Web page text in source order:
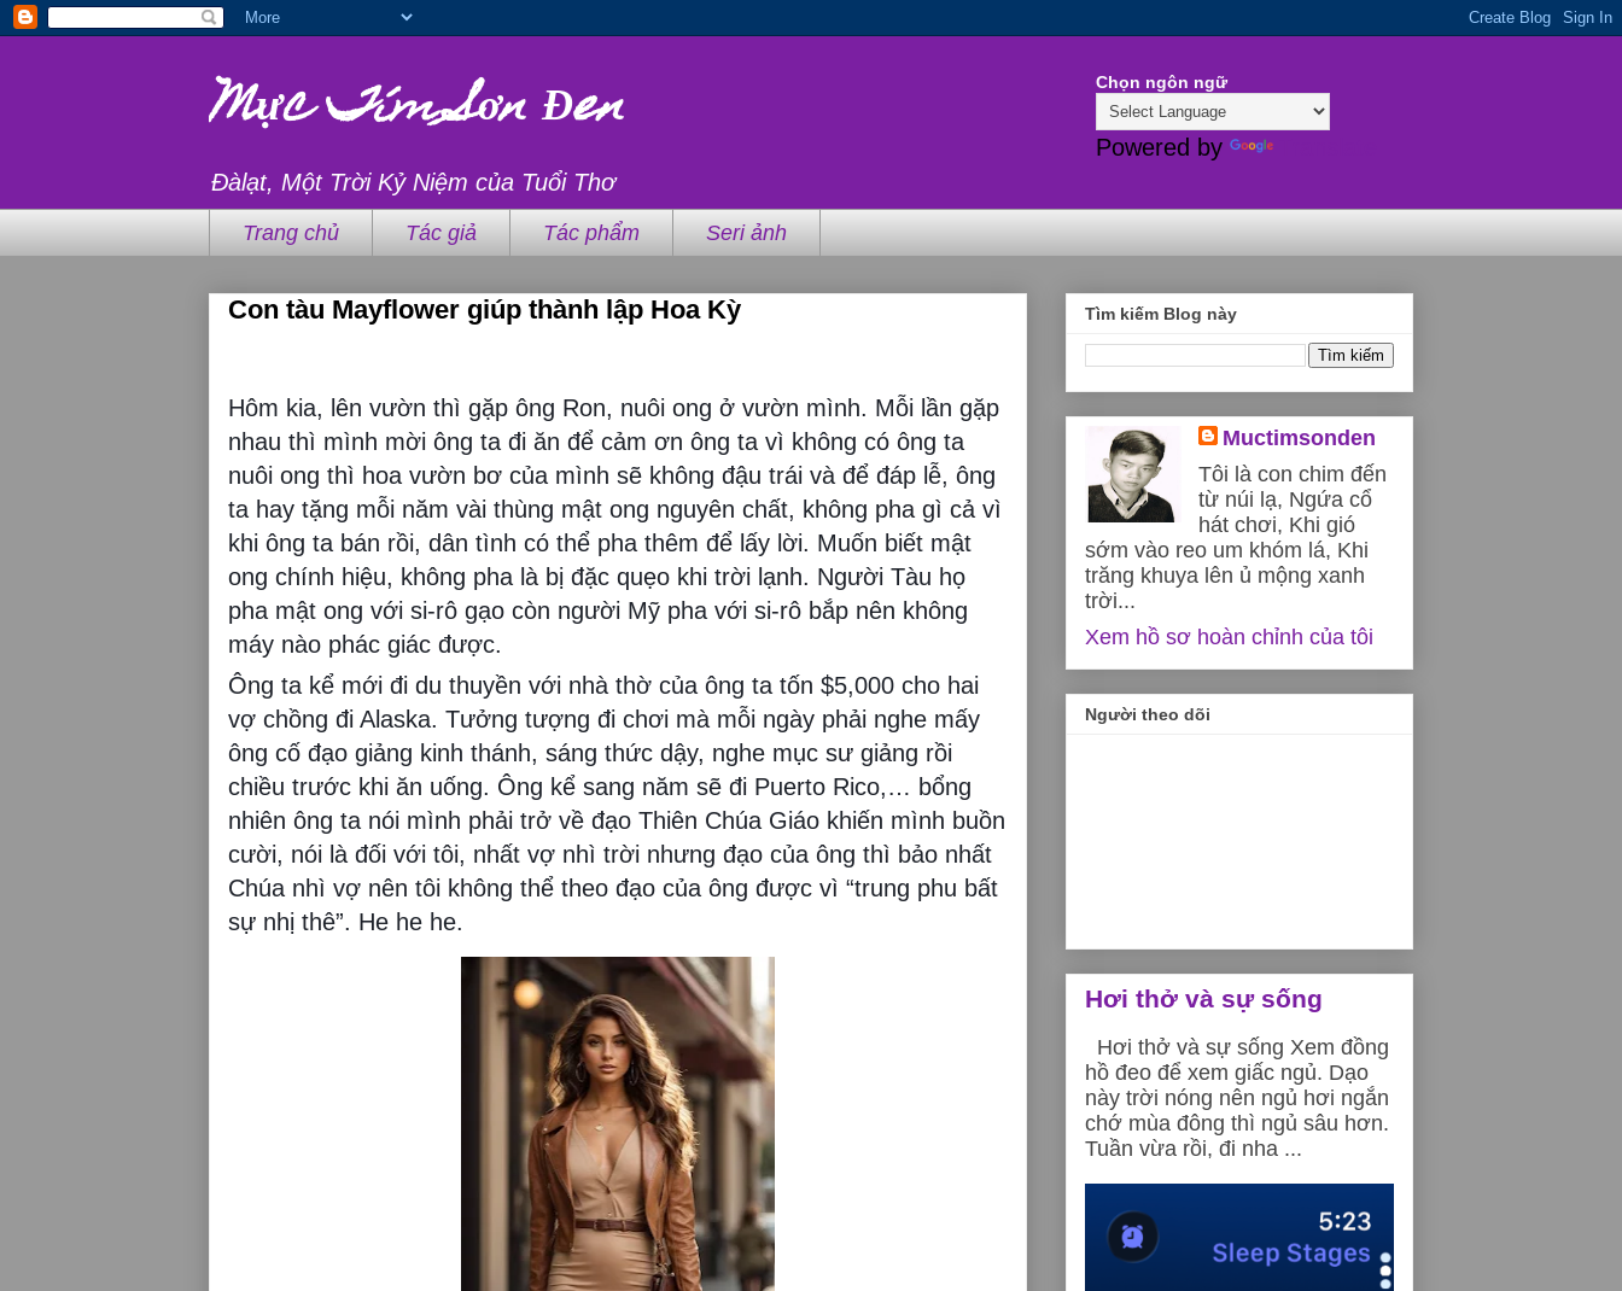
Mực Tím Sơn Đen
Đàlạt, Một Trời Kỷ Niệm của Tuổi Thơ
Chọn ngôn ngữ
Powered by
Trang chủ Tác giả Tác phẩm Seri ảnh
Con tàu Mayflower giúp thành lập Hoa Kỳ
Hôm kia, lên vườn thì gặp ông Ron, nuôi ong ở vườn mình. Mỗi lần gặp
nhau thì mình mời ông ta đi ăn để cảm ơn ông ta vì không có ông ta
nuôi ong thì hoa vườn bơ của mình sẽ không đậu trái và để đáp lễ, ông
ta hay tặng mỗi năm vài thùng mật ong nguyên chất, không pha gì cả vì
khi ông ta bán rồi, dân tình có thể pha thêm để lấy lời. Muốn biết mật
ong chính hiệu, không pha là bị đặc quẹo khi trời lạnh. Người Tàu họ
pha mật ong với si-rô gạo còn người Mỹ pha với si-rô bắp nên không
máy nào phác giác được.
Ông ta kể mới đi du thuyền với nhà thờ của ông ta tốn $5,000 cho hai
vợ chồng đi Alaska. Tưởng tượng đi chơi mà mỗi ngày phải nghe mấy
ông cố đạo giảng kinh thánh, sáng thức dậy, nghe mục sư giảng rồi
chiều trước khi ăn uống. Ông kể sang năm sẽ đi Puerto Rico,… bổng
nhiên ông ta nói mình phải trở về đạo Thiên Chúa Giáo khiến mình buồn
cười, nói là đối với tôi, nhất vợ nhì trời nhưng đạo của ông thì bảo nhất
Chúa nhì vợ nên tôi không thể theo đạo của ông được vì “trung phu bất
sự nhị thê”. He he he.
Tìm kiếm Blog này
Muctimsonden
Tôi là con chim đến
từ núi lạ, Ngứa cổ
hát chơi, Khi gió
sớm vào reo um khóm lá, Khi
trăng khuya lên ủ mộng xanh
trời...
Xem hồ sơ hoàn chỉnh của tôi
Người theo dõi
Hơi thở và sự sống
Hơi thở và sự sống Xem đồng
hồ đeo để xem giấc ngủ. Dạo
này trời nóng nên ngủ hơi ngắn
chớ mùa đông thì ngủ sâu hơn.
Tuần vừa rồi, đi nha ...